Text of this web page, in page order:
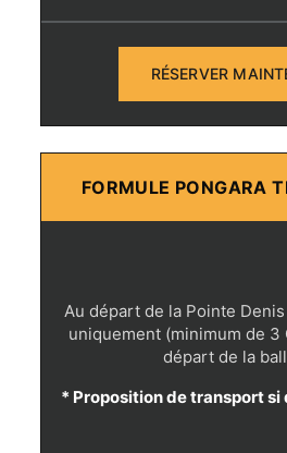
RÉSERVER
FORMULE PONGARA
Au départ de la Pointe
uniquement (minimum de 3
départ de la
* Proposition de transport